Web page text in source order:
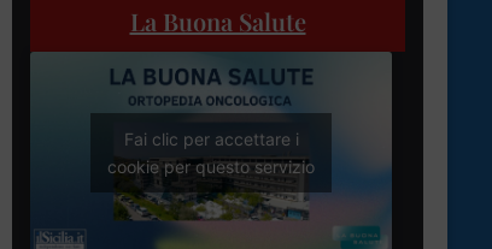
La Buona Salute
Fai clic per accettare i
cookie per questo servizio